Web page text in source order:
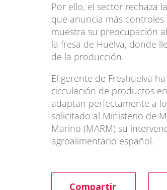
Por ello, el sector rechaza
que anuncia más
muestra su preocupación
la fresa de Huelva, donde
de la producción.
El gerente de Freshuelva
circulación de productos
adaptan perfectamente a
solicitado al Ministerio de
Marino (MARM) su
agroalimentario español.
Compartir